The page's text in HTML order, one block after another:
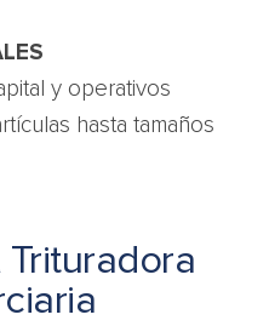
y operativos
hasta tamaños